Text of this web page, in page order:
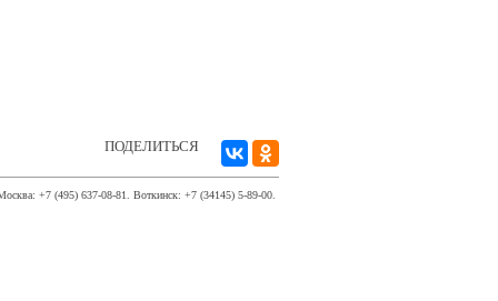
ПОДЕЛИТЬСЯ
+7 (495) 637-08-81. Воткинск: +7 (34145) 5-89-00.